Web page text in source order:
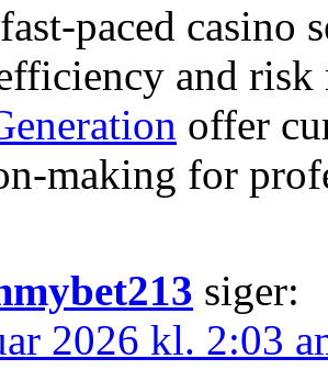
paced casino
and
offer
making for
siger:
2026 kl. 2:03